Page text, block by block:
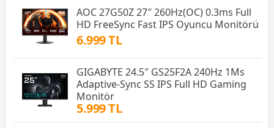
AOC 27G50Z 27″ 260Hz(OC) 0.3ms Full
HD FreeSync Fast IPS Oyuncu Monitörü
6.999 TL
GIGABYTE 24.5″ GS25F2A 240Hz 1Ms
Adaptive-Sync SS IPS Full HD Gaming
Monitör
5.999 TL